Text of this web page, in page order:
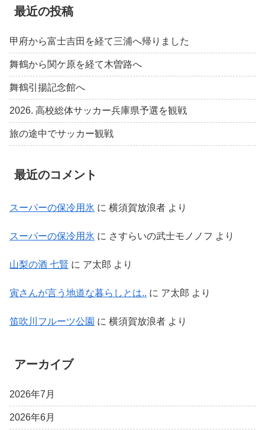
最近の投稿
甲府から富士吉田を経て三浦へ帰りました
舞鶴から関ケ原を経て木曽路へ
舞鶴引揚記念館へ
2026. 高校総体サッカー兵庫県予選を観戦
旅の途中でサッカー観戦
最近のコメント
スーパーの保冷用氷 に 横須賀放浪者 より
スーパーの保冷用氷 に さすらいの武士モノノフ より
山梨の酒 七賢 に ア太郎 より
寅さんが言う地道な暮らしとは.. に ア太郎 より
笛吹川フルーツ公園 に 横須賀放浪者 より
アーカイブ
2026年7月
2026年6月